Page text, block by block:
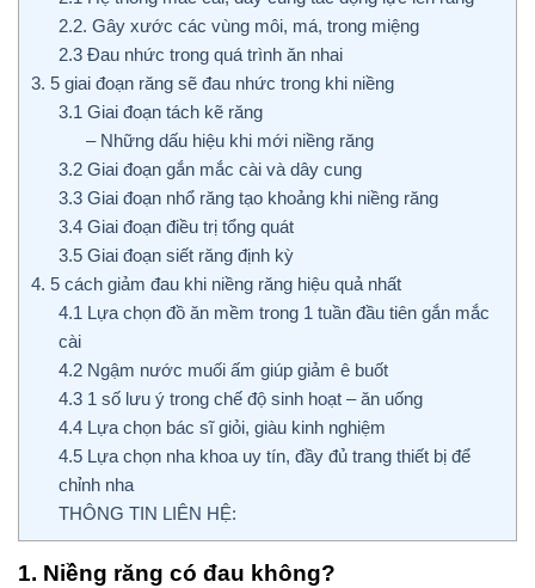
2.2. Gây xước các vùng môi, má, trong miệng
2.3 Đau nhức trong quá trình ăn nhai
3. 5 giai đoạn răng sẽ đau nhức trong khi niềng
3.1 Giai đoạn tách kẽ răng
– Những dấu hiệu khi mới niềng răng
3.2 Giai đoạn gắn mắc cài và dây cung
3.3 Giai đoạn nhổ răng tạo khoảng khi niềng răng
3.4 Giai đoạn điều trị tổng quát
3.5 Giai đoạn siết răng định kỳ
4. 5 cách giảm đau khi niềng răng hiệu quả nhất
4.1 Lựa chọn đồ ăn mềm trong 1 tuần đầu tiên gắn mắc
cài
4.2 Ngậm nước muối ấm giúp giảm ê buốt
4.3 1 số lưu ý trong chế độ sinh hoạt – ăn uống
4.4 Lựa chọn bác sĩ giỏi, giàu kinh nghiệm
4.5 Lựa chọn nha khoa uy tín, đầy đủ trang thiết bị để
chỉnh nha
THÔNG TIN LIÊN HỆ:
1. Niềng răng có đau không?